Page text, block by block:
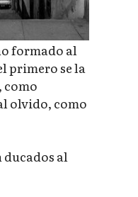
formado al
primero se la
, como
olvido, como
ducados al